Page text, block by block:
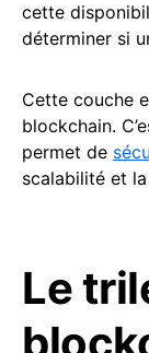
cette
déterminer si
Cette couche
blockchain.
permet de
scalabilité et
Le